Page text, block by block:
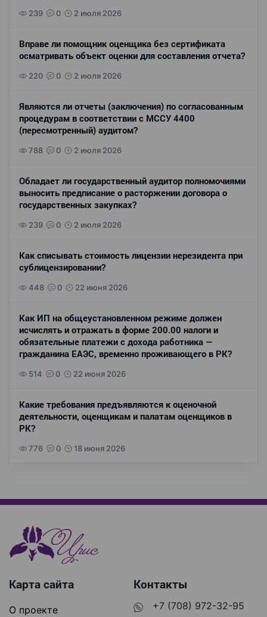
239 0 2 июля 2026
Вправе ли помощник оценщика без сертификата
осматривать объект оценки для составления отчета?
220 0 2 июля 2026
Являются ли отчеты (заключения) по согласованным
процедурам в соответствии с МССУ 4400
(пересмотренный) аудитом?
788 0 2 июля 2026
Обладает ли государственный аудитор полномочиями
выносить предписание о расторжении договора о
государственных закупках?
239 0 2 июля 2026
Как списывать стоимость лицензии нерезидента при
сублицензировании?
448 0 22 июня 2026
Как ИП на общеустановленном режиме должен
исчислять и отражать в форме 200.00 налоги и
обязательные платежи с дохода работника —
гражданина ЕАЭС, временно проживающего в РК?
514 0 22 июня 2026
Какие требования предъявляются к оценочной
деятельности, оценщикам и палатам оценщиков в
РК?
776 0 18 июня 2026
Карта сайта
О проекте
Контакты
+7 (708) 972-32-95